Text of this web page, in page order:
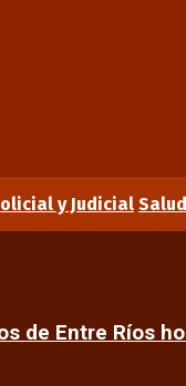
y Judicial Salud
de Entre Ríos